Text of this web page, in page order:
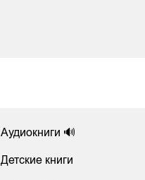
Аудиокниги 🔊
Детские книги